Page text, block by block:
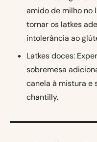
amido de milho no
tornar os latkes
intolerância ao
Latkes doces:
sobremesa
canela à mistura e
chantilly.